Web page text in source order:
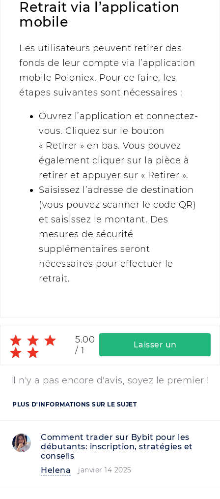
Retrait via l’application
mobile
Les utilisateurs peuvent retirer des
fonds de leur compte via l’application
mobile Poloniex. Pour ce faire, les
étapes suivantes sont nécessaires :
Ouvrez l’application et connectez-
vous. Cliquez sur le bouton
« Retirer » en bas. Vous pouvez
également cliquer sur la pièce à
retirer et appuyer sur « Retirer ».
Saisissez l’adresse de destination
(vous pouvez scanner le code QR)
et saisissez le montant. Des
mesures de sécurité
supplémentaires seront
nécessaires pour effectuer le
retrait.
5.00
/1 Laisser un
Il n'y a pas encore d'avis, soyez le premier !
PLUS D'INFORMATIONS SUR LE SUJET
Comment trader sur Bybit pour les
débutants: inscription, stratégies et
conseils
Helena
janvier 14 2025